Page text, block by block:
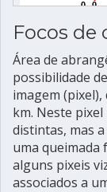
Focos de
Área de
possibilidade
imagem (pixel),
km. Neste
distintas, mas
uma queimada
alguns pixeis
associados a